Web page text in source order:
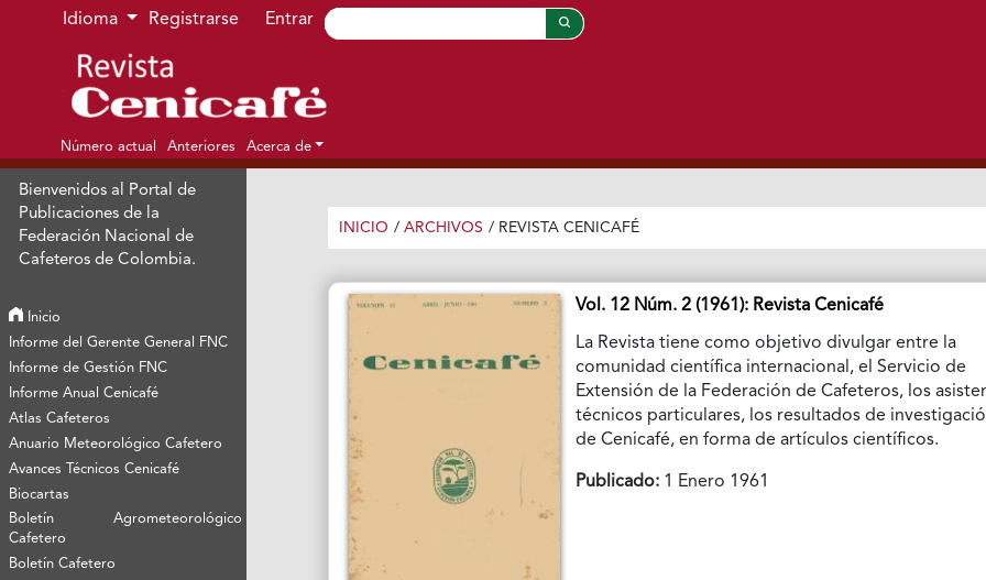
Ir al menú de navegación principal
Ir al contenido principal
Ir al pie de página del sitio
Idioma Registrarse Entrar
Número actual Anteriores Acerca de
Bienvenidos al Portal de
Publicaciones de la
Federación Nacional de
Cafeteros de Colombia.
Inicio
Informe del Gerente General FNC
Informe de Gestión FNC
Informe Anual Cenicafé
Atlas Cafeteros
Anuario Meteorológico Cafetero
Avances Técnicos Cenicafé
Biocartas
Boletín Agrometeorológico
Cafetero
Boletín Cafetero
INICIO / ARCHIVOS / REVISTA CENICAFÉ
Vol. 12 Núm. 2 (1961): Revista Cenicafé
La Revista tiene como objetivo divulgar entre la
comunidad científica internacional, el Servicio de
Extensión de la Federación de Cafeteros, los
técnicos particulares, los resultados de
de Cenicafé, en forma de artículos científicos.
Publicado: 1 Enero 1961